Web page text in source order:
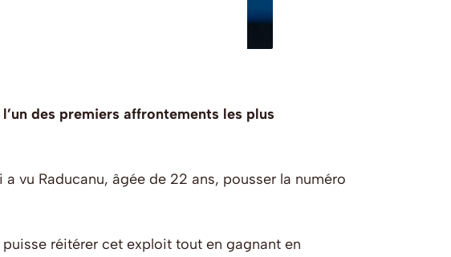
des premiers affrontements les plus
vu Raducanu, âgée de 22 ans, pousser la numéro
réitérer cet exploit tout en gagnant en